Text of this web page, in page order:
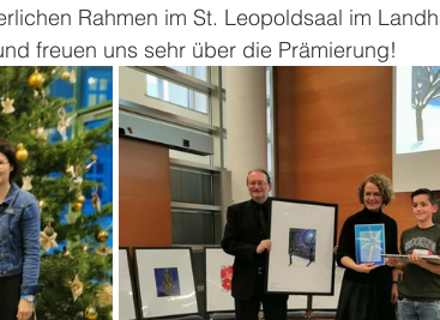
Rahmen im St. Leopoldsaal im
freuen uns sehr über die Prämierung!